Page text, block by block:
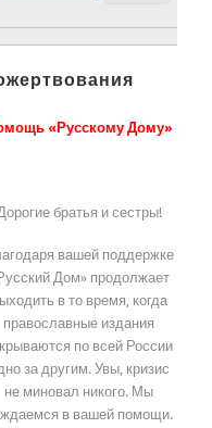
«Русскому Дому»
братья и сестры!
вашей поддержке
Дом» продолжает
в то время, когда
православные издания
по всей России
за другим. Увы, кризис
не миновал никого. Мы
в вашей помощи.